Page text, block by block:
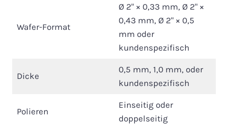
Wafer-Format
Ø 2" × 0,33 mm, Ø 2" ×
0,43 mm, Ø 2" × 0,5
mm oder
kundenspezifisch
Dicke
0,5 mm, 1,0 mm, oder
kundenspezifisch
Polieren
Einseitig oder
doppelseitig